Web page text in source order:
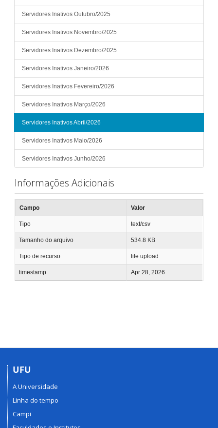
Servidores Inativos Outubro/2025
Servidores Inativos Novembro/2025
Servidores Inativos Dezembro/2025
Servidores Inativos Janeiro/2026
Servidores Inativos Fevereiro/2026
Servidores Inativos Março/2026
Servidores Inativos Abril/2026
Servidores Inativos Maio/2026
Servidores Inativos Junho/2026
Informações Adicionais
Campo Valor
Tipo text/csv
Tamanho do arquivo 534.8 KB
Tipo de recurso file upload
timestamp Apr 28, 2026
UFU
A Universidade
Linha do tempo
Campi